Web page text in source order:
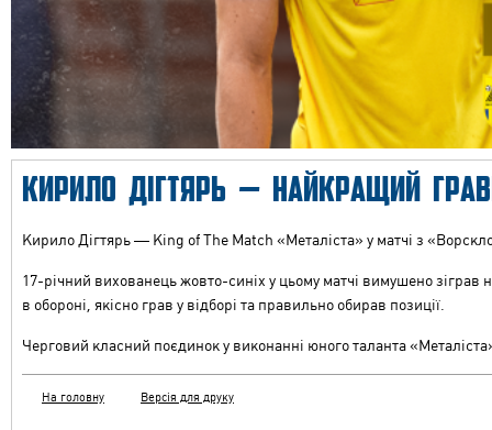
КИРИЛО ДІГТЯРЬ — НАЙКРАЩИЙ
Кирило Дігтярь — King of The Match «Металіста» у матчі з
17-річний вихованець жовто-синіх у цьому матчі вимушено зіграв
в обороні, якісно грав у відборі та правильно обирав позиції.
Черговий класний поєдинок у виконанні юного таланта
На головну Версія для друку